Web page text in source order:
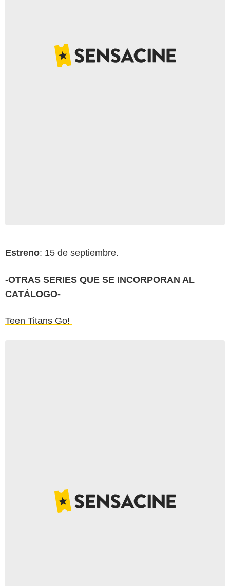
Estreno: 15 de septiembre.
-OTRAS SERIES QUE SE INCORPORAN AL
CATÁLOGO-
Teen Titans Go!